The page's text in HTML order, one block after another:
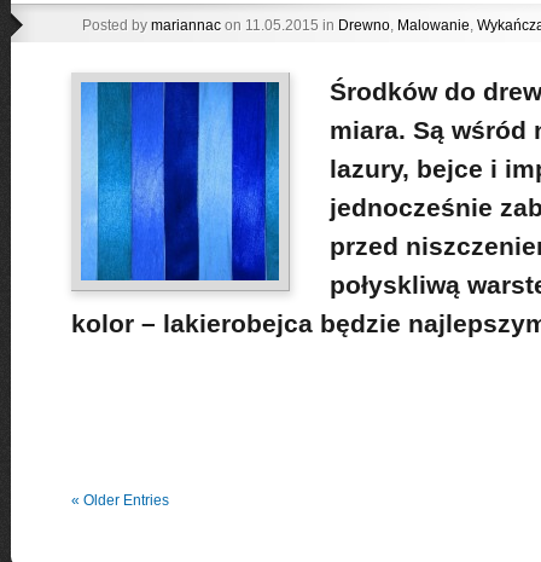
Posted by mariannacon 11.05.2015 in Drewno, Malowanie,
Środków do
miara. Są wśród
lazury, bejce i
jednocześnie
przed
połyskliwą
kolor – lakierobejca będzie
« Older Entries